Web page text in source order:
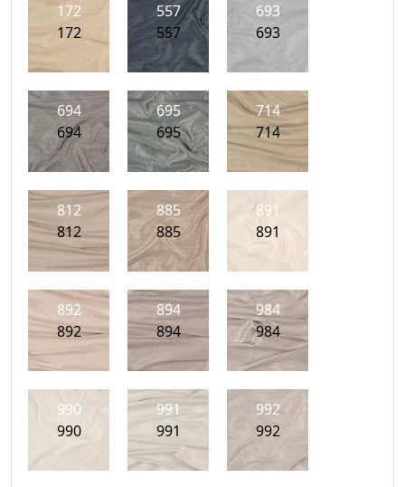
172
172
557
557
693
693
694
694
695
695
714
714
812
812
885
885
891
891
892
892
894
894
984
984
990
990
991
991
992
992